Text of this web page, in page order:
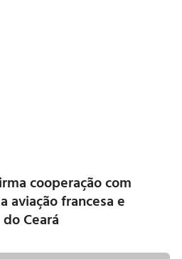
cooperação com
aviação francesa e
Ceará